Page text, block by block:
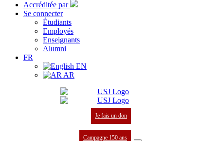
Accréditée par
Se connecter
Étudiants
Employés
Enseignants
Alumni
FR
EN
AR
Je fais un don
Campagne 150 ans